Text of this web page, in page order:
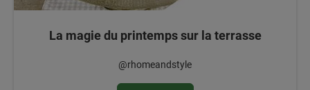
La magie du printemps sur la terrasse
@rhomeandstyle